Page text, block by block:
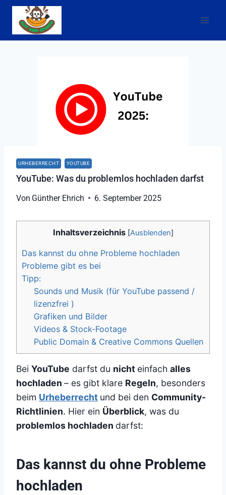
Zum
Inhalt
springen
URHEBERRECHT YOUTUBE
YouTube: Was du problemlos hochladen darfst
Von Günther Ehrich 6. September 2025
Inhaltsverzeichnis [Ausblenden]
Das kannst du ohne Probleme hochladen
Probleme gibt es bei
Tipp:
Sounds und Musik (für YouTube passend /
lizenzfrei )
Grafiken und Bilder
Videos & Stock-Footage
Public Domain & Creative Commons Quellen
Bei YouTube darfst du nicht einfach alles
hochladen – es gibt klare Regeln, besonders
beim Urheberrecht und bei den Community-
Richtlinien. Hier ein Überblick, was du
problemlos hochladen darfst:
Das kannst du ohne Probleme
hochladen